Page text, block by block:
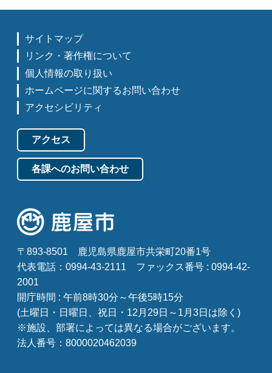
サイトマップ
リンク・著作権について
個人情報の取り扱い
ホームページに関するお問い合わせ
アクセシビリティ
アクセス
各課へのお問い合わせ
〒893-8501
鹿児島県鹿屋市共栄町20番1号
代表電話：0994-43-2111
ファックス番号 : 0994-42-
2001
開庁時間 : 午前8時30分～午後5時15分
(土曜日・日曜日、祝日・12月29日～1月3日は除く)
※施設、部署によっては異なる場合がございます。
法人番号：8000020462039